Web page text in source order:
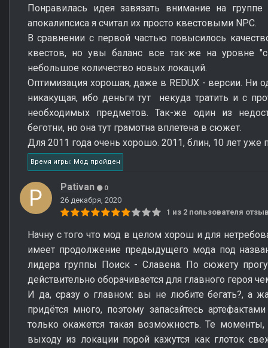
Понравилась идея завязать внимание на
апокалипсиса я считал их просто квестовыми NPC.
В сравнении с первой частью повысилось
квестов, но увы баланс все так-же на уровне
небольшое количество новых локаций.
Оптимизация хорошая, даже в REDUX - версии. Ни
никакущая, ибо деньги тут некуда тратить и с
необходимых предметов. Так-же один из
беготни, но она тут грамотна вплетена в сюжет.
Для 2011 года очень хорошо. 2011, блин, 10 лет уже
Время игры: Мод пройден
Pativan 0
26 декабря, 2020
1 из 2 пользователя
Начну с того что мод в целом хорош и для
имеет продолжение предыдущего мода под
лидера группы Поиск - Славена. По сюжету
действительно оборачивается для главного героя
И да, сразу о главном: вы не любите бегать?, а
придётся много, поэтому запасайтесь
только окажется такая возможность. Те моменты,
выходу из локации порой кажутся как глоток